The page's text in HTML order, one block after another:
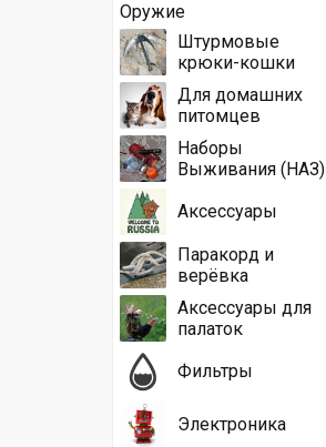
Оружие
Штурмовые
крюки-кошки
Для домашних
питомцев
Наборы
Выживания (НАЗ)
Аксессуары
Паракорд и
верёвка
Аксессуары для
палаток
Фильтры
Электроника